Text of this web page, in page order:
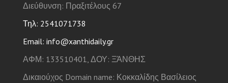
Διεύθυνση: Πραξιτέλους 67
Τηλ: 2541071738
Email: info@xanthidaily.gr
ΑΦΜ: 133510401, ΔΟΥ: ΞΆΝΘΗΣ
Δικαιούχος Domain name: Κοκκαλίδης Βασίλειος